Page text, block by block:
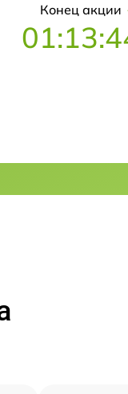
Конец акции